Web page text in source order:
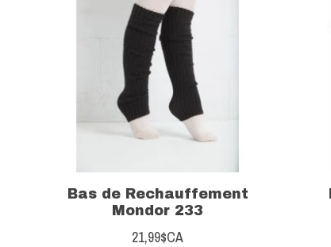
Bas de Rechauffement
Mondor 233
21,99$CA